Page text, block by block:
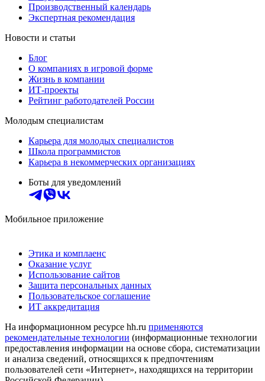
Производственный календарь
Экспертная рекомендация
Новости и статьи
Блог
О компаниях в игровой форме
Жизнь в компании
ИТ-проекты
Рейтинг работодателей России
Молодым специалистам
Карьера для молодых специалистов
Школа программистов
Карьера в некоммерческих организациях
Боты для уведомлений
Мобильное приложение
Этика и комплаенс
Оказание услуг
Использование сайтов
Защита персональных данных
Пользовательское соглашение
ИТ аккредитация
На информационном ресурсе hh.ru применяются
рекомендательные технологии (информационные технологии
предоставления информации на основе сбора, систематизации
и анализа сведений, относящихся к предпочтениям
пользователей сети «Интернет», находящихся на территории